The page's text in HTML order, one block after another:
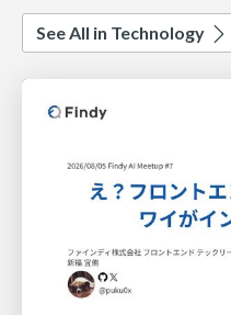
See All in Technology